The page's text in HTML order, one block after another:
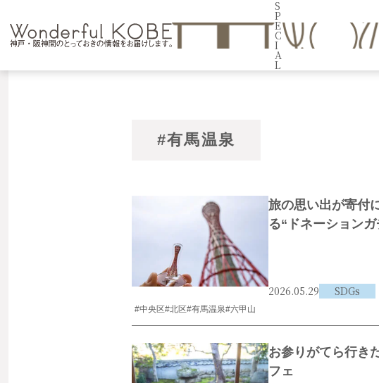
S
P
E
C
I
A
L
#有馬温泉
旅の思い出が寄付
る“ドネーションガ
2026.05.29 SDGs
#中央区#北区#有馬温泉#六甲山
お参りがてら行き
フェ